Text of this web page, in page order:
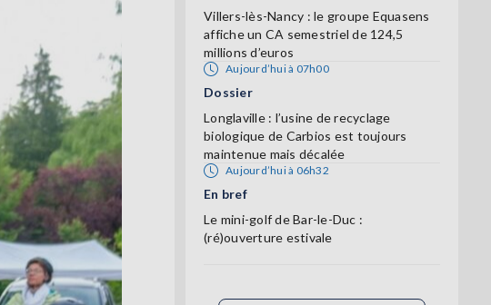
Villers-lès-Nancy : le groupe Equasens
affiche un CA semestriel de 124,5
millions d’euros
Aujourd’hui à 07h00
Dossier
Longlaville : l’usine de recyclage
biologique de Carbios est toujours
maintenue mais décalée
Aujourd’hui à 06h32
En bref
Le mini-golf de Bar-le-Duc :
(ré)ouverture estivale